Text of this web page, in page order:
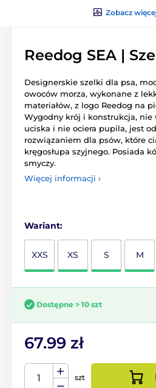
Zobacz
Reedog SEA |
Designerskie szelki dla psa,
owoców morza, wykonane z
materiałów, z logo Reedog na
Wygodny krój i konstrukcja, nie
uciska i nie ociera pupila, jest
rozwiązaniem dla psów, które
kręgosłupa szyjnego. Posiada
smyczy.
Więcej informacji ›
Wariant:
XXS XS S M
Dostępne > 10 szt
67.99 zł
szt